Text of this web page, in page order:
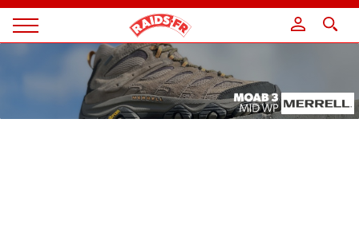
Magazine
Panneau de gestion des cookies